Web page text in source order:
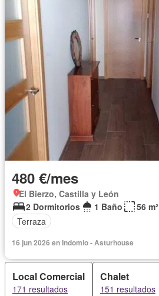
480 €/mes
El Bierzo, Castilla y León
2 Dormitorios
1 Baño
56 m²
Terraza
16 jun 2026 en Indomio - Asturhouse
Local Comercial
171 resultados
Chalet
151 resultados